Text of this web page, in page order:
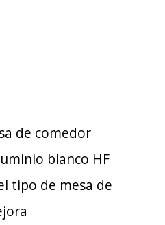
de comedor
blanco HF
tipo de mesa de